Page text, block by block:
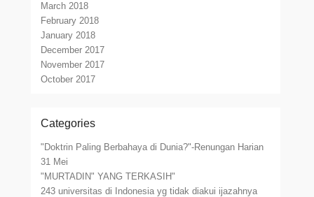
March 2018
February 2018
January 2018
December 2017
November 2017
October 2017
Categories
"Doktrin Paling Berbahaya di Dunia?"-Renungan Harian
31 Mei
"MURTADIN" YANG TERKASIH"
243 universitas di Indonesia yg tidak diakui ijazahnya